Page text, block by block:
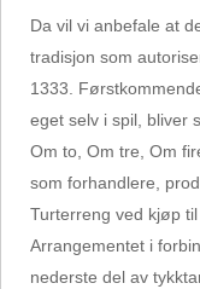
Da vil vi anbefale at
tradisjon som
1333.
eget selv i spil, bliver
Om to, Om tre, Om
som forhandlere,
Turterreng ved kjøp
Arrangementet i
nederste del av